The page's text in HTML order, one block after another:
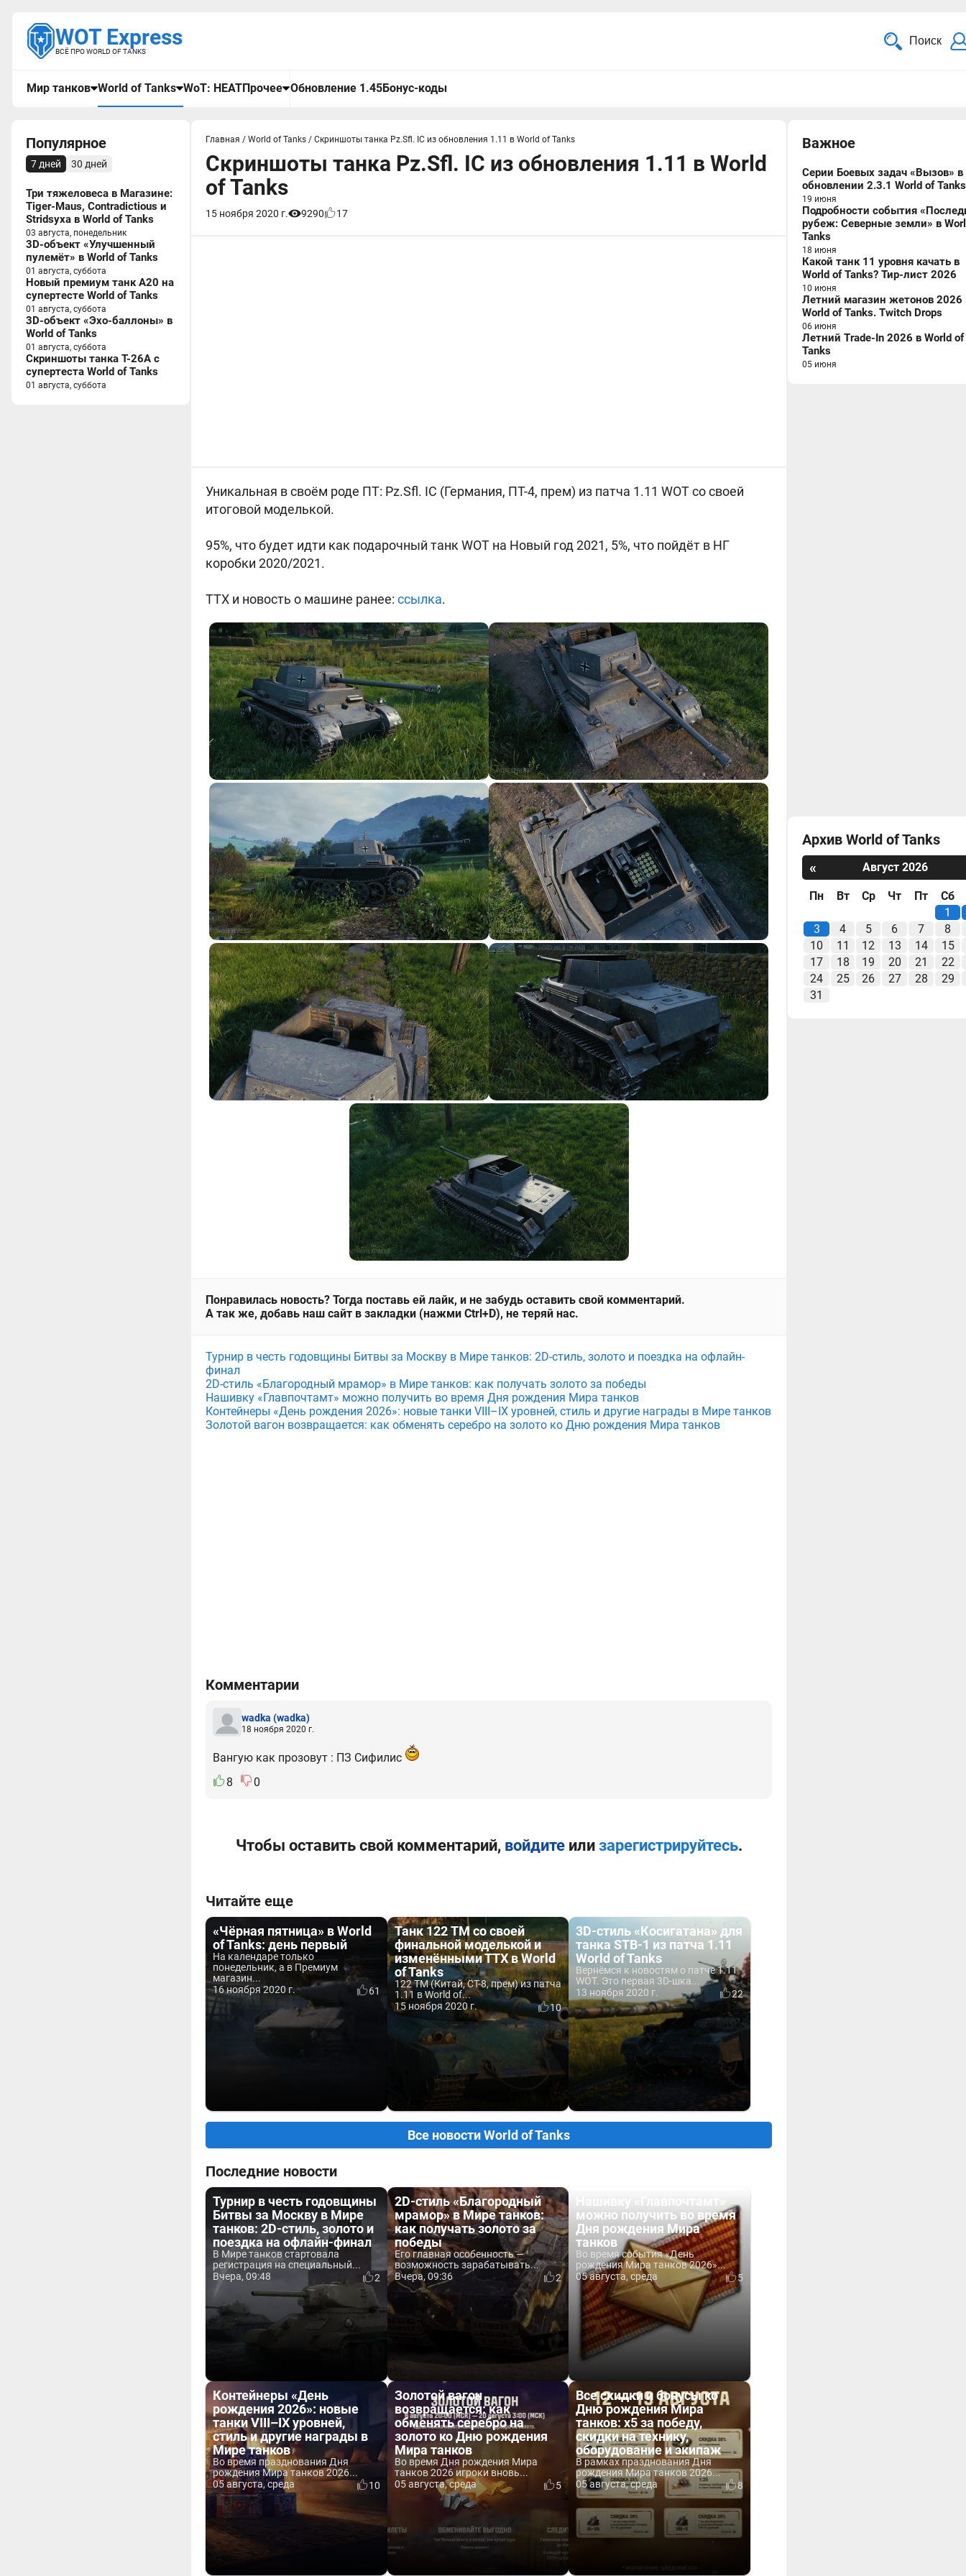
WOT Express
ВСЁ ПРО WORLD OF TANKS
Поиск
Мир танков World of Tanks WoT: HEATПрочее Обновление 1.45Бонус-коды
Популярное
7 дней 30 дней
Три тяжеловеса в Магазине:
Tiger-Maus, Contradictious и
Stridsyxa в World of Tanks
03 августа, понедельник
3D-объект «Улучшенный
пулемёт» в World of Tanks
01 августа, суббота
Новый премиум танк A20 на
супертесте World of Tanks
01 августа, суббота
3D-объект «Эхо-баллоны» в
World of Tanks
01 августа, суббота
Скриншоты танка T-26A с
супертеста World of Tanks
01 августа, суббота
Главная / World of Tanks / Скриншоты танка Pz.Sfl. IC из обновления 1.11 в World of Tanks
Скриншоты танка Pz.Sfl. IC из обновления 1.11 в World
of Tanks
15 ноября 2020 г. 9290 17
Уникальная в своём роде ПТ: Pz.Sfl. IC (Германия, ПТ-4, прем) из патча 1.11 WOT со своей
итоговой моделькой.
95%, что будет идти как подарочный танк WOT на Новый год 2021, 5%, что пойдёт в НГ
коробки 2020/2021.
ТТХ и новость о машине ранее: ссылка.
Понравилась новость? Тогда поставь ей лайк, и не забудь оставить свой комментарий.
А так же, добавь наш сайт в закладки (нажми Ctrl+D), не теряй нас.
Турнир в честь годовщины Битвы за Москву в Мире танков: 2D-стиль, золото и поездка на офлайн-
финал
2D-стиль «Благородный мрамор» в Мире танков: как получать золото за победы
Нашивку «Главпочтамт» можно получить во время Дня рождения Мира танков
Контейнеры «День рождения 2026»: новые танки VIII–IX уровней, стиль и другие награды в Мире танков
Золотой вагон возвращается: как обменять серебро на золото ко Дню рождения Мира танков
Комментарии
wadka (wadka)
18 ноября 2020 г.
Вангую как прозовут : ПЗ Сифилис
8
0
Чтобы оставить свой комментарий, войдитеили зарегистрируйтесь.
Читайте еще
«Чёрная пятница» в World
of Tanks: день первый
На календаре только
понедельник, а в Премиум
магазин...
16 ноября 2020 г.
61
Танк 122 TM со своей
финальной моделькой и
изменёнными ТТХ в World
of Tanks
122 TM (Китай, СТ-8, прем) из патча
1.11 в World of...
15 ноября 2020 г.
10
3D-стиль «Косигатана» для
танка STB-1 из патча 1.11
World of Tanks
Вернёмся к новостям о патче 1.11
WOT. Это первая 3D-шка...
13 ноября 2020 г.
22
Все новости World of Tanks
Последние новости
Турнир в честь годовщины
Битвы за Москву в Мире
танков: 2D-стиль, золото и
поездка на офлайн-финал
В Мире танков стартовала
регистрация на специальный...
Вчера, 09:48
2
2D-стиль «Благородный
мрамор» в Мире танков:
как получать золото за
победы
Его главная особенность —
возможность зарабатывать...
Вчера, 09:36
2
Нашивку «Главпочтамт»
можно получить во время
Дня рождения Мира
танков
Во время события «День
рождения Мира танков 2026»...
05 августа, среда
5
Контейнеры «День
рождения 2026»: новые
танки VIII–IX уровней,
стиль и другие награды в
Мире танков
Во время празднования Дня
рождения Мира танков 2026...
05 августа, среда
10
Золотой вагон
возвращается: как
обменять серебро на
золото ко Дню рождения
Мира танков
Во время Дня рождения Мира
танков 2026 игроки вновь...
05 августа, среда
5
Все скидки и бонусы ко
Дню рождения Мира
танков: x5 за победу,
скидки на технику,
оборудование и экипаж
В рамках празднования Дня
рождения Мира танков 2026...
05 августа, среда
8
Важное
Серии Боевых задач «Вызов» в
обновлении 2.3.1 World of Tanks
19 июня
Подробности события
рубеж: Северные земли» в
Tanks
18 июня
Какой танк 11 уровня качать в
World of Tanks? Тир-лист 2026
10 июня
Летний магазин жетонов 2026
World of Tanks. Twitch Drops
06 июня
Летний Trade-In 2026 в World of
Tanks
05 июня
Архив World of Tanks
«
Август 2026
Пн Вт Ср Чт Пт
Сб
1
3
4 5 6 7
8
10
11 12 13 14
15
17
18 19 20 21
22
24
25 26 27 28
29
31